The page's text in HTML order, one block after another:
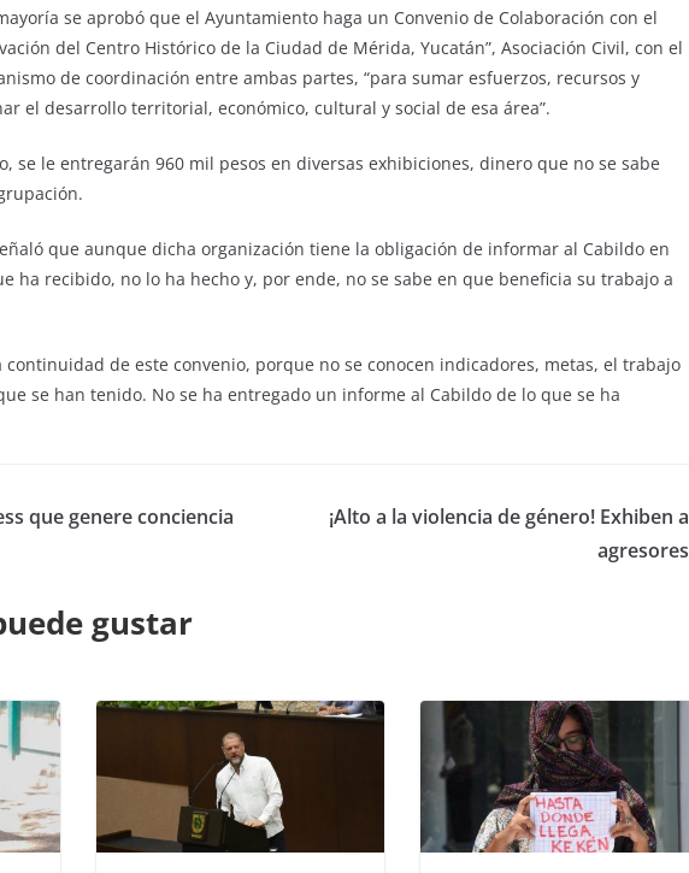
se aprobó que el Ayuntamiento haga un Convenio de Colaboración con el
del Centro Histórico de la Ciudad de Mérida, Yucatán”, Asociación Civil, con el
de coordinación entre ambas partes, “para sumar esfuerzos, recursos y
el desarrollo territorial, económico, cultural y social de esa área”.
se le entregarán 960 mil pesos en diversas exhibiciones, dinero que no se sabe
que aunque dicha organización tiene la obligación de informar al Cabildo en
ha recibido, no lo ha hecho y, por ende, no se sabe en que beneficia su trabajo a
continuidad de este convenio, porque no se conocen indicadores, metas, el trabajo
se han tenido. No se ha entregado un informe al Cabildo de lo que se ha
que genere conciencia
¡Alto a la violencia de género! Exhiben a
agresores
gustar